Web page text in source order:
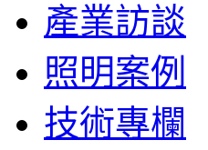
產業訪談
照明案例
技術專欄